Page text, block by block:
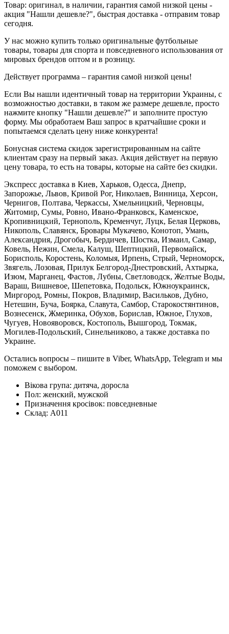
Товар: оригинал, в наличии, гарантия самой низкой цены -
акция "Нашли дешевле?", быстрая доставка - отправим товар
сегодня.
У нас можно купить только оригинальные футбольные
товары, товары для спорта и повседневного использования от
мировых брендов оптом и в розницу.
Действует программа – гарантия самой низкой цены!
Если Вы нашли идентичный товар на территории Украины, с
возможностью доставки, в таком же размере дешевле, просто
нажмите кнопку "Нашли дешевле?" и заполните простую
форму. Мы обработаем Ваш запрос в кратчайшие сроки и
попытаемся сделать цену ниже конкурента!
Бонусная система скидок зарегистрированным на сайте
клиентам сразу на первый заказ. Акция действует на первую
цену товара, то есть на товары, которые на сайте без скидки.
Экспресс доставка в Киев, Харьков, Одесса, Днепр,
Запорожье, Львов, Кривой Рог, Николаев, Винница, Херсон,
Чернигов, Полтава, Черкассы, Хмельницкий, Черновцы,
Житомир, Сумы, Ровно, Ивано-Франковск, Каменское,
Кропивницкий, Тернополь, Кременчуг, Луцк, Белая Церковь,
Никополь, Славянск, Бровары Мукачево, Конотоп, Умань,
Александрия, Дрогобыч, Бердичев, Шостка, Измаил, Самар,
Ковель, Нежин, Смела, Калуш, Шептицкий, Первомайск,
Борисполь, Коростень, Коломыя, Ирпень, Стрый, Черноморск,
Звягель, Лозовая, Прилук Белгород-Днестровский, Ахтырка,
Изюм, Марганец, Фастов, Лубны, Светловодск, Желтые Воды,
Вараш, Вишневое, Шепетовка, Подольск, Южноукраинск,
Миргород, Ромны, Покров, Владимир, Васильков, Дубно,
Нетешин, Буча, Боярка, Славута, Самбор, Старокостянтинов,
Вознесенск, Жмеринка, Обухов, Борислав, Южное, Глухов,
Чугуев, Новояворовск, Костополь, Вышгород, Токмак,
Могилев-Подольский, Синельниково, а также доставка по
Украине.
Остались вопросы – пишите в Viber, WhatsApp, Telegram и мы
поможем с выбором.
Вікова група: дитяча, доросла
Пол: женский, мужской
Призначення кросівок: повседневные
Склад: А011